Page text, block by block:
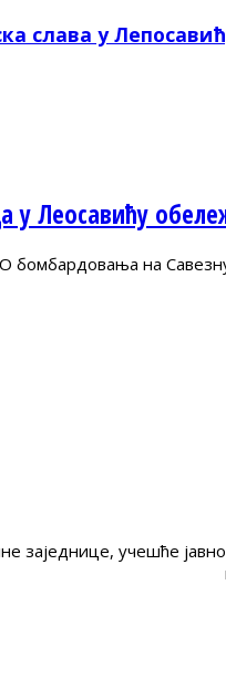
слава у
у Леосавићу
на
заједнице, учешће